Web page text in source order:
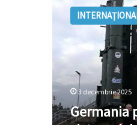
pune
sistemul
apărare
antiaeriană
Arrow
împotriva
rachetelor
3 decembrie 2025
Germania